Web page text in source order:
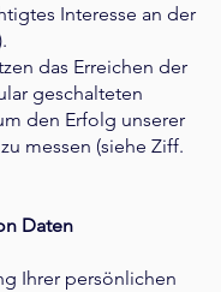
Interesse an der
das Erreichen der
geschalteten
den Erfolg unserer
messen (siehe Ziff.
Daten
Ihrer persönlichen